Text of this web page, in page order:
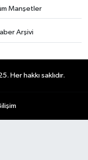
Manşetler
Arşivi
Her hakkı saklıdır.